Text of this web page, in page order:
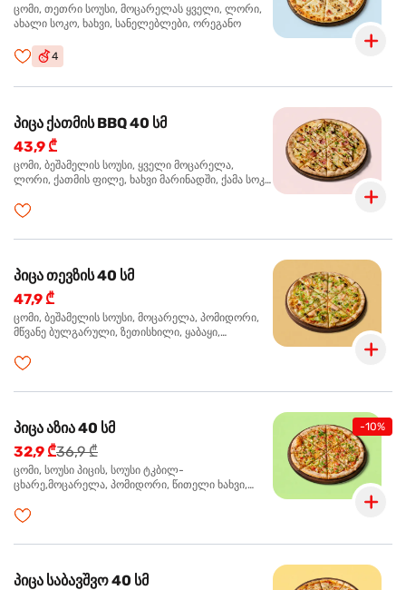
ცომი, თეთრი სოუსი, მოცარელას ყველი, ლორი,
ახალი სოკო, ხახვი, სანელებლები, ორეგანო
4
პიცა ქათმის BBQ 40 სმ
43,9 ₾
ცომი, ბეშამელის სოუსი, ყველი მოცარელა,
ლორი, ქათმის ფილე, ხახვი მარინადში, ქამა სოკო
პიცა თევზის 40 სმ
47,9 ₾
ცომი, ბეშამელის სოუსი, მოცარელა, პომიდორი,
მწვანე ბულგარული, ზეთისხილი, ყაბაყი,
ორეგანო
-10%
პიცა აზია 40 სმ
32,9 ₾36,9 ₾
ცომი, სოუსი პიცის, სოუსი ტკბილ-
ცხარე,მოცარელა, პომიდორი, წითელი ხახვი,
სეზამის მარცვლის ნაზავი, ქინძი, ორეგანო
პიცა საბავშვო 40 სმ